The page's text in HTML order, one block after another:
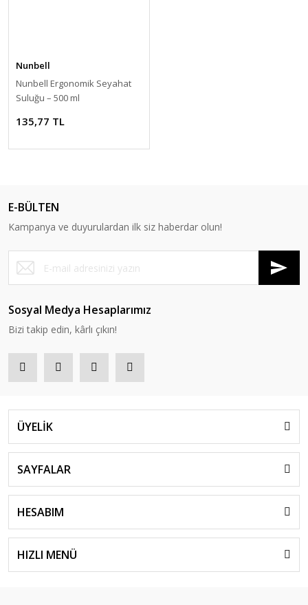
Nunbell
Nunbell Ergonomik Seyahat
Suluğu – 500 ml
135,77 TL
E-BÜLTEN
Kampanya ve duyurulardan ilk siz haberdar olun!
Sosyal Medya Hesaplarımız
Bizi takip edin, kârlı çıkın!
ÜYELİK
SAYFALAR
HESABIM
HIZLI MENÜ